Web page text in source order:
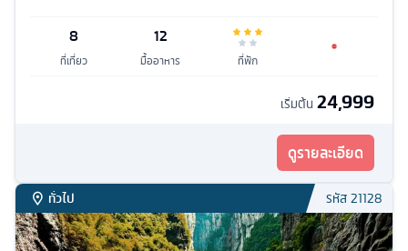
8
ที่เที่ยว
12
มื้ออาหาร ที่พัก
เริ่มต้น 24,999
ดูรายละเอียด
ทั่วไป รหัส21128